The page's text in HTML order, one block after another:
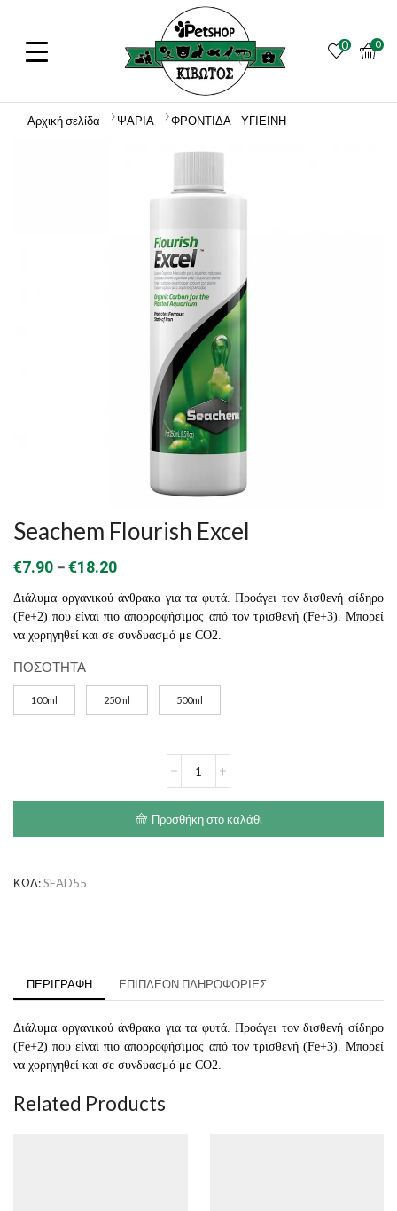
0 0
Αρχική σελίδα ΨΑΡΙΑ ΦΡΟΝΤΙΔΑ - ΥΓΙΕΙΝΗ
Seachem Flourish Excel
€7.90 –€18.20Price
range:
€7.90
through
Διάλυμα οργανικού άνθρακα για τα φυτά. Προάγει τον δισθενή σίδηρο
(Fe+2) που είναι πιο απορροφήσιμος από τον τρισθενή (Fe+3). Μπορεί
να χορηγηθεί και σε συνδυασμό με CO2.
ΠΟΣΟΤΗΤΑ
100ml 250ml 500ml
Flourish
Προσθήκη στο καλάθι
ΚΩΔ:SEAD55
ΠΕΡΙΓΡΑΦΉ ΕΠΙΠΛΈΟΝ ΠΛΗΡΟΦΟΡΊΕΣ
Διάλυμα οργανικού άνθρακα για τα φυτά. Προάγει τον δισθενή σίδηρο
(Fe+2) που είναι πιο απορροφήσιμος από τον τρισθενή (Fe+3). Μπορεί
να χορηγηθεί και σε συνδυασμό με CO2.
Related Products